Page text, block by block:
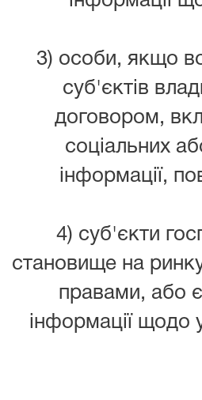
3) особи, якщо
суб'єктів
договором,
соціальних
інформації,
4) суб'єкти
становище на
правами, або
інформації щодо